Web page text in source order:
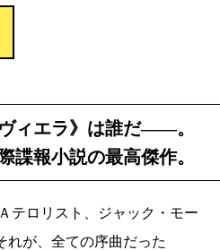
ィエラ》は誰だ――。
諜報小説の最高傑作。
テロリスト、ジャック・モー
れが、全ての序曲だった